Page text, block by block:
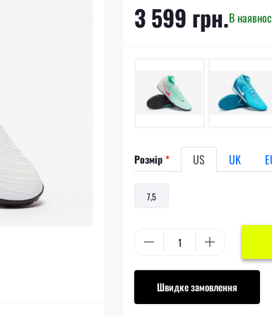
3 599 грн.В
Розмір* US UK
7,5
Швидке замовлення